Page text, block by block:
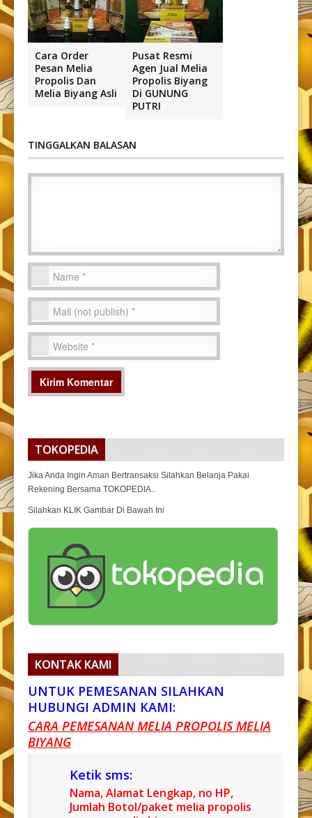
Cara Order
Pesan Melia
Propolis Dan
Melia Biyang Asli
Pusat Resmi
Agen Jual Melia
Propolis Biyang
Di GUNUNG
PUTRI
TINGGALKAN BALASAN
TOKOPEDIA
Jika Anda Ingin Aman Bertransaksi Silahkan Belanja Pakai
Rekening Bersama TOKOPEDIA..
Silahkan KLIK Gambar Di Bawah Ini
KONTAK KAMI
UNTUK PEMESANAN SILAHKAN
HUBUNGI ADMIN KAMI:
CARA PEMESANAN MELIA PROPOLIS MELIA
BIYANG
Ketik sms:
Nama, Alamat Lengkap, no HP,
Jumlah Botol/paket melia propolis